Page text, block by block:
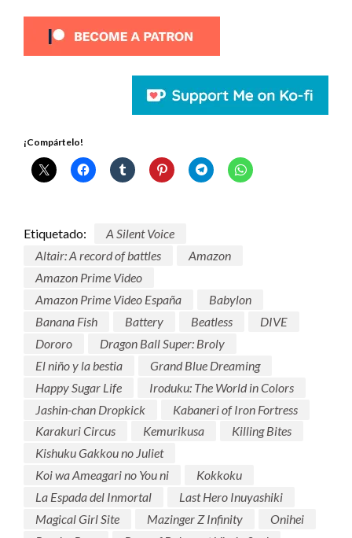
¡Compártelo!
Etiquetado:
A Silent Voice
Altair: A record of battles
Amazon
Amazon Prime Video
Amazon Prime Video España
Babylon
Banana Fish
Battery Beatless
DIVE
Dororo
Dragon Ball Super: Broly
El niño y la bestia
Grand Blue Dreaming
Happy Sugar Life
Iroduku: The World in Colors
Jashin-chan Dropkick
Kabaneri of Iron Fortress
Karakuri Circus
Kemurikusa
Killing Bites
Kishuku Gakkou no Juliet
Koi wa Ameagari no You ni
Kokkoku
La Espada del Inmortal
Last Hero Inuyashiki
Magical Girl Site
Mazinger Z Infinity
Onihei